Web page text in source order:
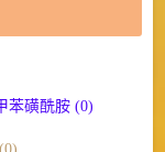
苯磺酰胺 (0)